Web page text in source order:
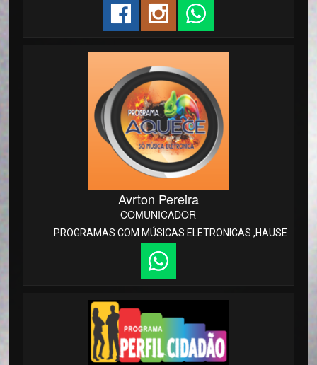
Ayrton Pereira
COMUNICADOR
PROGRAMAS COM MÚSICAS ELETRONICAS ,HAUSE ,DANCE.